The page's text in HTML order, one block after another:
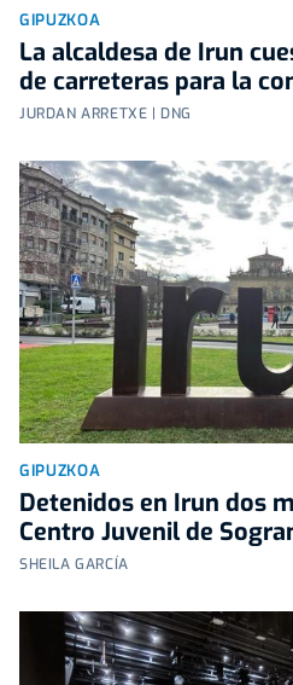
GIPUZKOA
La alcaldesa de Irun
de carreteras para la
JURDAN ARRETXE | DNG
GIPUZKOA
Detenidos en Irun dos
Centro Juvenil de
SHEILA GARCÍA